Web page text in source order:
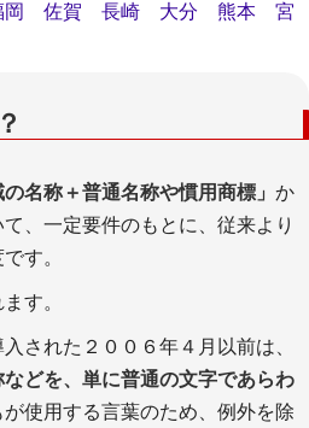
岡 佐賀 長崎 大分 熊本
宮
の名称＋普通名称や慣用商標」 か
、一定要件のもとに、従来より
す。
す。
された２００６年４月以前は、
などを、単に普通の文字であらわ
が使用する言葉のため、例外を除